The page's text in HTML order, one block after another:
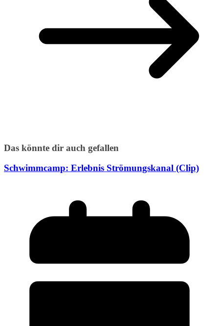
Das könnte dir auch gefallen
Schwimmcamp: Erlebnis Strömungskanal (Clip)